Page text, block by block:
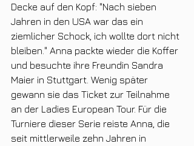
Decke auf den Kopf: "Nach sieben
Jahren in den USA war das ein
ziemlicher Schock, ich wollte dort nicht
bleiben." Anna packte wieder die Koffer
und besuchte ihre Freundin Sandra
Maier in Stuttgart. Wenig später
gewann sie das Ticket zur Teilnahme
an der Ladies European Tour. Für die
Turniere dieser Serie reiste Anna, die
seit mittlerweile zehn Jahren in